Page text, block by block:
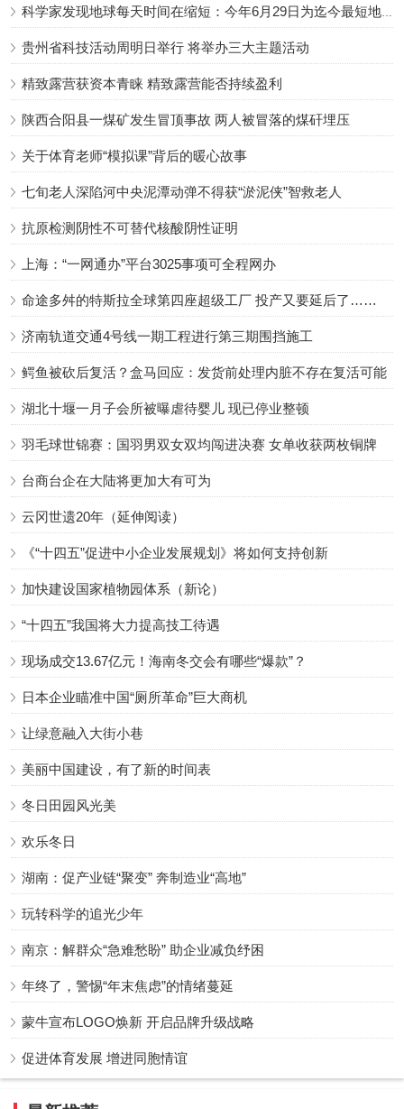
科学家发现地球每天时间在缩短：今年6月29日为迄今最短地球日
贵州省科技活动周明日举行 将举办三大主题活动
精致露营获资本青睐 精致露营能否持续盈利
陕西合阳县一煤矿发生冒顶事故 两人被冒落的煤矸埋压
关于体育老师“模拟课”背后的暖心故事
七旬老人深陷河中央泥潭动弹不得获“淤泥侠”智救老人
抗原检测阴性不可替代核酸阴性证明
上海：“一网通办”平台3025事项可全程网办
命途多舛的特斯拉全球第四座超级工厂 投产又要延后了……
济南轨道交通4号线一期工程进行第三期围挡施工
鳄鱼被砍后复活？盒马回应：发货前处理内脏不存在复活可能
湖北十堰一月子会所被曝虐待婴儿 现已停业整顿
羽毛球世锦赛：国羽男双女双均闯进决赛 女单收获两枚铜牌
台商台企在大陆将更加大有可为
云冈世遗20年（延伸阅读）
《“十四五”促进中小企业发展规划》将如何支持创新
加快建设国家植物园体系（新论）
“十四五”我国将大力提高技工待遇
现场成交13.67亿元！海南冬交会有哪些“爆款”？
日本企业瞄准中国“厕所革命”巨大商机
让绿意融入大街小巷
美丽中国建设，有了新的时间表
冬日田园风光美
欢乐冬日
湖南：促产业链“聚变” 奔制造业“高地”
玩转科学的追光少年
南京：解群众“急难愁盼” 助企业减负纾困
年终了，警惕“年末焦虑”的情绪蔓延
蒙牛宣布LOGO焕新 开启品牌升级战略
促进体育发展 增进同胞情谊